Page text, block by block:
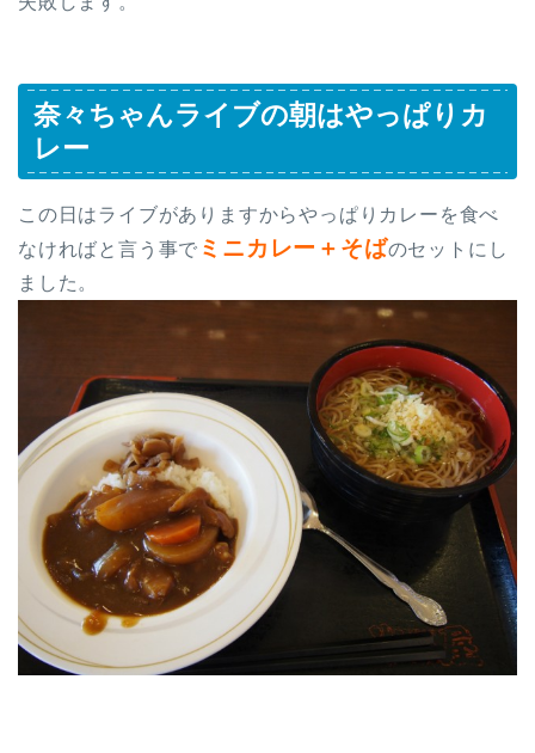
奈々ちゃんライブの朝はやっぱりカ
レー
この日はライブがありますからやっぱりカレーを食べ
なければと言う事で ミニカレー＋そばのセットにし
ました。